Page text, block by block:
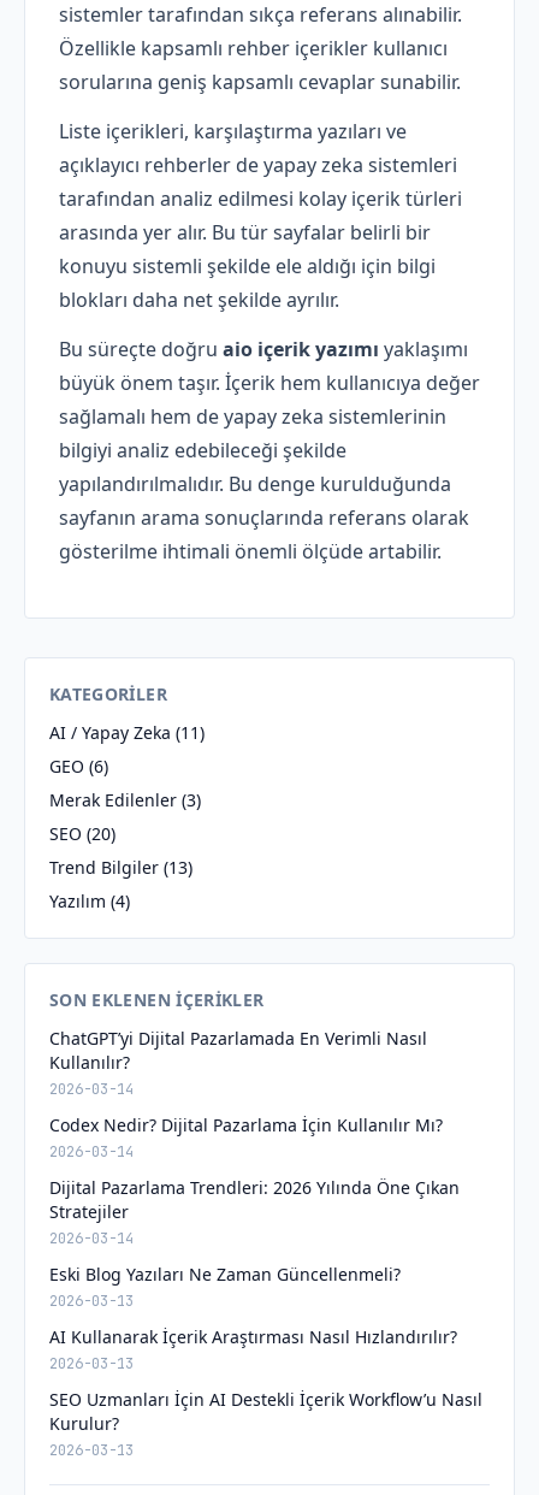
sistemler tarafından sıkça referans alınabilir.
Özellikle kapsamlı rehber içerikler kullanıcı
sorularına geniş kapsamlı cevaplar sunabilir.
Liste içerikleri, karşılaştırma yazıları ve
açıklayıcı rehberler de yapay zeka sistemleri
tarafından analiz edilmesi kolay içerik türleri
arasında yer alır. Bu tür sayfalar belirli bir
konuyu sistemli şekilde ele aldığı için bilgi
blokları daha net şekilde ayrılır.
Bu süreçte doğru aio içerik yazımı yaklaşımı
büyük önem taşır. İçerik hem kullanıcıya değer
sağlamalı hem de yapay zeka sistemlerinin
bilgiyi analiz edebileceği şekilde
yapılandırılmalıdır. Bu denge kurulduğunda
sayfanın arama sonuçlarında referans olarak
gösterilme ihtimali önemli ölçüde artabilir.
KATEGORILER
AI / Yapay Zeka (11)
GEO (6)
Merak Edilenler (3)
SEO (20)
Trend Bilgiler (13)
Yazılım (4)
SON EKLENEN İÇERIKLER
ChatGPT’yi Dijital Pazarlamada En Verimli Nasıl
Kullanılır?
2026-03-14
Codex Nedir? Dijital Pazarlama İçin Kullanılır Mı?
2026-03-14
Dijital Pazarlama Trendleri: 2026 Yılında Öne Çıkan
Stratejiler
2026-03-14
Eski Blog Yazıları Ne Zaman Güncellenmeli?
2026-03-13
AI Kullanarak İçerik Araştırması Nasıl Hızlandırılır?
2026-03-13
SEO Uzmanları İçin AI Destekli İçerik Workflow’u Nasıl
Kurulur?
2026-03-13